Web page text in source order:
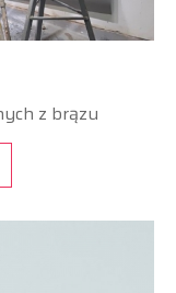
z brązu